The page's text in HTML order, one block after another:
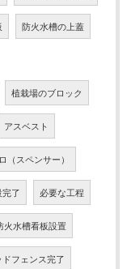
防火水槽の上蓋
植栽場のブロック
アスベスト
（スペンサー）
了 必要な工程
火水槽看板設置
ドフェンス完了